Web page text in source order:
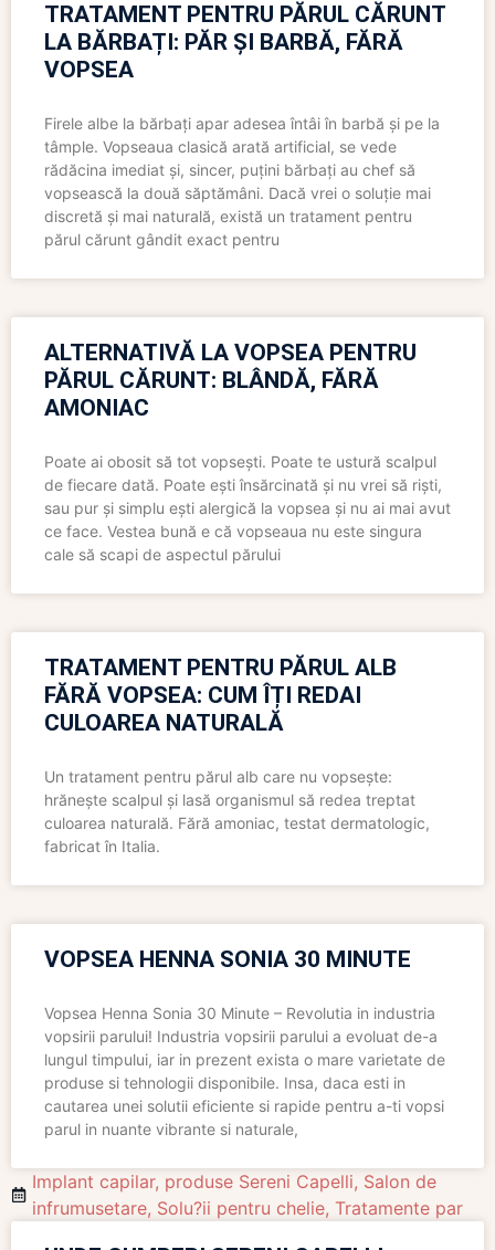
TRATAMENT PENTRU PĂRUL CĂRUNT
LA BĂRBAȚI: PĂR ȘI BARBĂ, FĂRĂ
VOPSEA
Firele albe la bărbați apar adesea întâi în barbă și pe la
tâmple. Vopseaua clasică arată artificial, se vede
rădăcina imediat și, sincer, puțini bărbați au chef să
vopsească la două săptămâni. Dacă vrei o soluție mai
discretă și mai naturală, există un tratament pentru
părul cărunt gândit exact pentru
ALTERNATIVĂ LA VOPSEA PENTRU
PĂRUL CĂRUNT: BLÂNDĂ, FĂRĂ
AMONIAC
Poate ai obosit să tot vopsești. Poate te ustură scalpul
de fiecare dată. Poate ești însărcinată și nu vrei să riști,
sau pur și simplu ești alergică la vopsea și nu ai mai avut
ce face. Vestea bună e că vopseaua nu este singura
cale să scapi de aspectul părului
TRATAMENT PENTRU PĂRUL ALB
FĂRĂ VOPSEA: CUM ÎȚI REDAI
CULOAREA NATURALĂ
Un tratament pentru părul alb care nu vopsește:
hrănește scalpul și lasă organismul să redea treptat
culoarea naturală. Fără amoniac, testat dermatologic,
fabricat în Italia.
VOPSEA HENNA SONIA 30 MINUTE
Vopsea Henna Sonia 30 Minute – Revolutia in industria
vopsirii parului! Industria vopsirii parului a evoluat de-a
lungul timpului, iar in prezent exista o mare varietate de
produse si tehnologii disponibile. Insa, daca esti in
cautarea unei solutii eficiente si rapide pentru a-ti vopsi
parul in nuante vibrante si naturale,
Implant capilar, produse Sereni Capelli, Salon de
infrumusetare, Solu?ii pentru chelie, Tratamente par